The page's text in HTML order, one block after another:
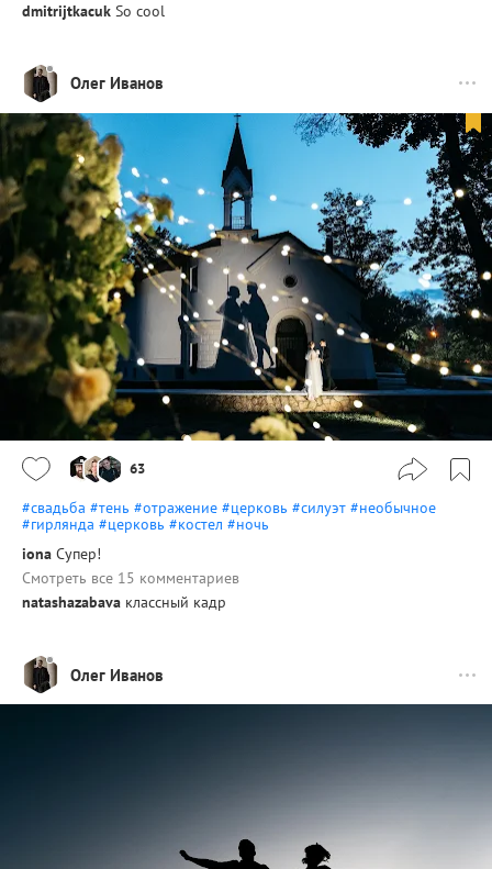
dmitrijtkacuk So cool
Олег Иванов
63
#свадьба #тень #отражение #церковь #силуэт #необычное
#гирлянда #церковь #костел #ночь
iona Супер!
Смотреть все 15 комментариев
natashazabava классный кадр
Олег Иванов